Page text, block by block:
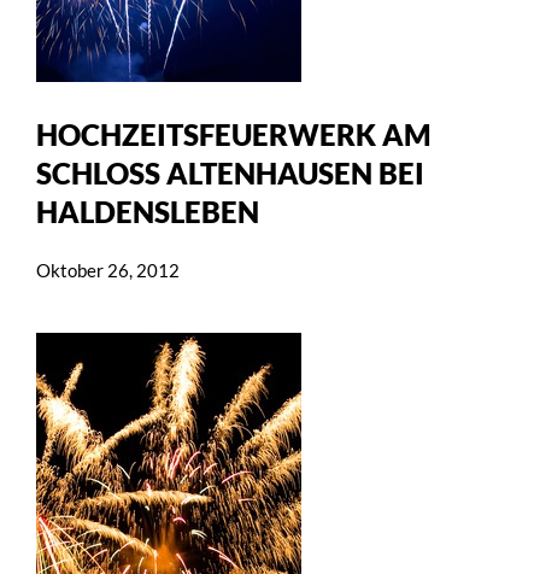
HOCHZEITSFEUERWERK AM
SCHLOSS ALTENHAUSEN BEI
HALDENSLEBEN
Oktober 26, 2012